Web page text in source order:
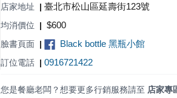
店家地址 | 臺北市松山區延壽街123號
均消價位 | $600
臉書頁面 | Black bottle 黑瓶小館
訂位電話 | 0916721422
您是餐廳老闆？想要更多行銷服務請至 店家專